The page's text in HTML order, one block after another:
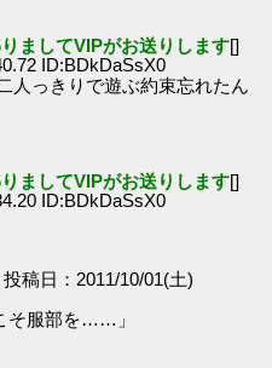
ましてVIPがお送りします[]
ID:BDkDaSsX0
人っきりで遊ぶ約束忘れたん
ましてVIPがお送りします[]
ID:BDkDaSsX0
投稿日：2011/10/01(土)
そ服部を……」